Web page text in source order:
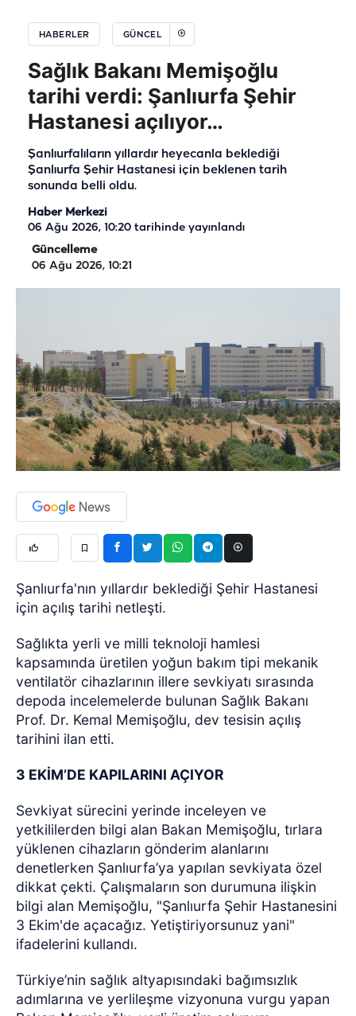
HABERLER GÜNCEL
Sağlık Bakanı Memişoğlu
tarihi verdi: Şanlıurfa Şehir
Hastanesi açılıyor…
Şanlıurfalıların yıllardır heyecanla beklediği
Şanlıurfa Şehir Hastanesi için beklenen tarih
sonunda belli oldu.
Haber Merkezi
06 Ağu 2026, 10:20 tarihinde yayınlandı
Güncelleme
06 Ağu 2026, 10:21
Şanlıurfa'nın yıllardır beklediği Şehir Hastanesi
için açılış tarihi netleşti.
Sağlıkta yerli ve milli teknoloji hamlesi
kapsamında üretilen yoğun bakım tipi mekanik
ventilatör cihazlarının illere sevkiyatı sırasında
depoda incelemelerde bulunan Sağlık Bakanı
Prof. Dr. Kemal Memişoğlu, dev tesisin açılış
tarihini ilan etti.
3 EKİM’DE KAPILARINI AÇIYOR
Sevkiyat sürecini yerinde inceleyen ve
yetkililerden bilgi alan Bakan Memişoğlu, tırlara
yüklenen cihazların gönderim alanlarını
denetlerken Şanlıurfa’ya yapılan sevkiyata özel
dikkat çekti. Çalışmaların son durumuna ilişkin
bilgi alan Memişoğlu, "Şanlıurfa Şehir Hastanesini
3 Ekim'de açacağız. Yetiştiriyorsunuz yani"
ifadelerini kullandı.
Türkiye’nin sağlık altyapısındaki bağımsızlık
adımlarına ve yerlileşme vizyonuna vurgu yapan